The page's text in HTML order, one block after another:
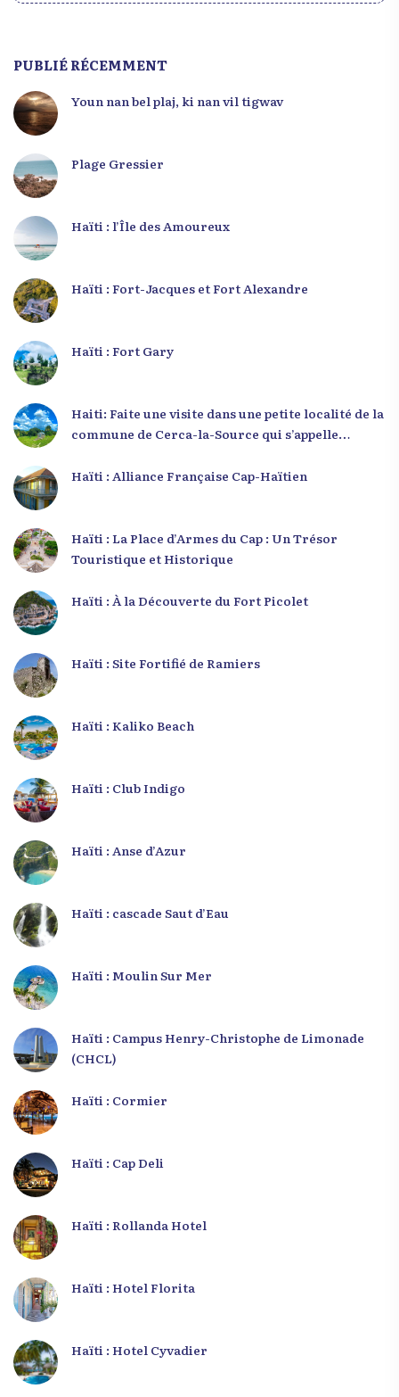
PUBLIÉ RÉCEMMENT
Youn nan bel plaj, ki nan vil tigwav
Plage Gressier
Haïti : l’Île des Amoureux
Haïti : Fort-Jacques et Fort Alexandre
Haïti : Fort Gary
Haiti: Faite une visite dans une petite localité de la
commune de Cerca-la-Source qui s’appelle
Haïti : Alliance Française Cap-Haïtien
Haïti : La Place d’Armes du Cap : Un Trésor
Touristique et Historique
Haïti : À la Découverte du Fort Picolet
Haïti : Site Fortifié de Ramiers
Haïti : Kaliko Beach
Haïti : Club Indigo
Haïti : Anse d’Azur
Haïti : cascade Saut d’Eau
Haïti : Moulin Sur Mer
Haïti : Campus Henry-Christophe de Limonade
(CHCL)
Haïti : Cormier
Haïti : Cap Deli
Haïti : Rollanda Hotel
Haïti : Hotel Florita
Haïti : Hotel Cyvadier